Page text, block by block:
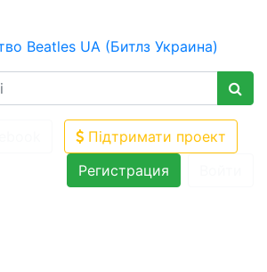
Підтримати проект
Регистрация